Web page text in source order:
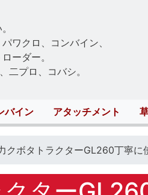
ワクロ、コンバイン、
ーダー。
二プロ、コバシ。
バイン アタッチメント
クボタトラクターGL260丁寧に